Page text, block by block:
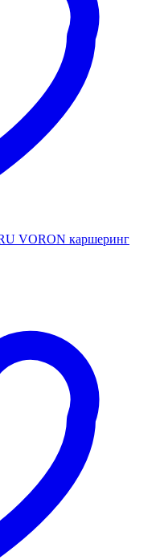
VORON каршеринг